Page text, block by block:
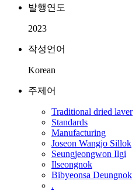
발행연도
2023
작성언어
Korean
주제어
Traditional dried laver
Standards
Manufacturing
Joseon Wangjo Sillok
Seungjeongwon Ilgi
Ilseongnok
Bibyeonsa Deungnok
.